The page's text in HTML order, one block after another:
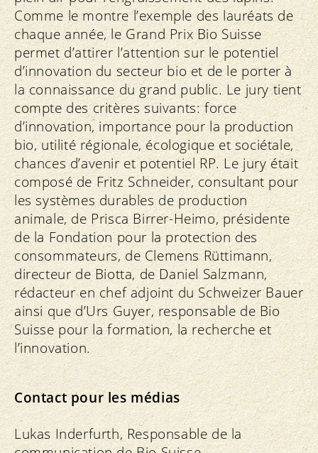
Comme le montre l’exemple des lauréats de
chaque année, le Grand Prix Bio Suisse
permet d’attirer l’attention sur le potentiel
d’innovation du secteur bio et de le porter à
la connaissance du grand public. Le jury tient
compte des critères suivants: force
d’innovation, importance pour la production
bio, utilité régionale, écologique et sociétale,
chances d’avenir et potentiel RP. Le jury était
composé de Fritz Schneider, consultant pour
les systèmes durables de production
animale, de Prisca Birrer-Heimo, présidente
de la Fondation pour la protection des
consommateurs, de Clemens Rüttimann,
directeur de Biotta, de Daniel Salzmann,
rédacteur en chef adjoint du Schweizer Bauer
ainsi que d’Urs Guyer, responsable de Bio
Suisse pour la formation, la recherche et
l’innovation.
Contact pour les médias
Lukas Inderfurth, Responsable de la